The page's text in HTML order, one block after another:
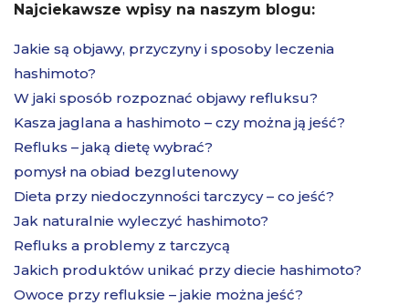
Najciekawsze wpisy na naszym blogu:
Jakie są objawy, przyczyny i sposoby leczenia
hashimoto?
W jaki sposób rozpoznać objawy refluksu?
Kasza jaglana a hashimoto – czy można ją jeść?
Refluks – jaką dietę wybrać?
pomysł na obiad bezglutenowy
Dieta przy niedoczynności tarczycy – co jeść?
Jak naturalnie wyleczyć hashimoto?
Refluks a problemy z tarczycą
Jakich produktów unikać przy diecie hashimoto?
Owoce przy refluksie – jakie można jeść?